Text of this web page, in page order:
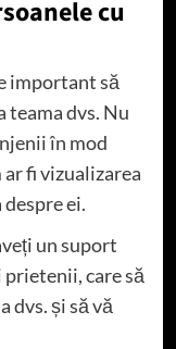
cu
important să
teama dvs. Nu
în mod
ar fi vizualizarea
ei.
un suport
care să
dvs. și să vă